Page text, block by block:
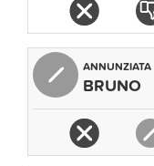
ANNUNZIATA
BRUNO